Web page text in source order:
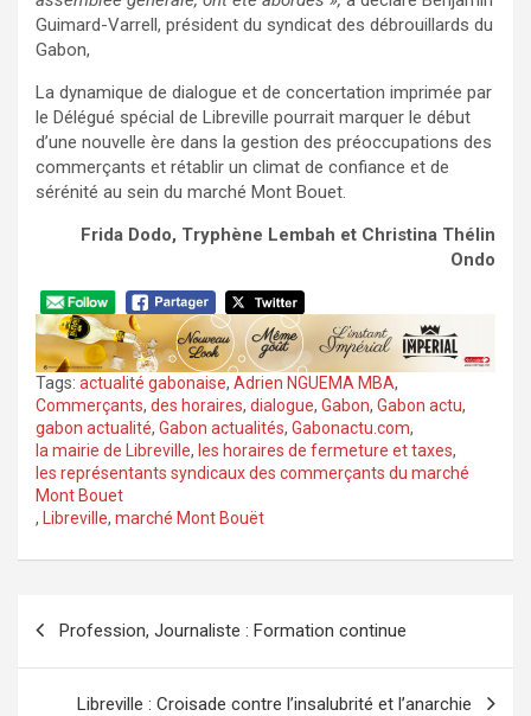
Guimard-Varrell, président du syndicat des débrouillards du
Gabon,
La dynamique de dialogue et de concertation imprimée par
le Délégué spécial de Libreville pourrait marquer le début
d’une nouvelle ère dans la gestion des préoccupations des
commerçants et rétablir un climat de confiance et de
sérénité au sein du marché Mont Bouet.
Frida Dodo, Tryphène Lembah et Christina Thélin
Ondo
Tags: actualité gabonaise, Adrien NGUEMA MBA,
Commerçants, des horaires, dialogue, Gabon, Gabon actu,
gabon actualité, Gabon actualités, Gabonactu.com,
la mairie de Libreville, les horaires de fermeture et taxes,
les représentants syndicaux des commerçants du marché
Mont Bouet
, Libreville, marché Mont Bouët
de
l’article
Profession, Journaliste : Formation continue
Libreville : Croisade contre l’insalubrité et l’anarchie